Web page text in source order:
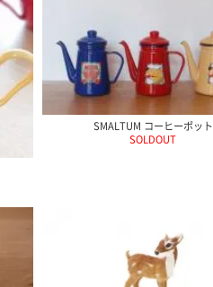
SMALTUM コーヒーポット
SOLDOUT